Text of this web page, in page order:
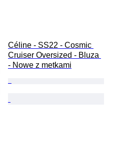
Céline - SS22 - Cosmic
Cruiser Oversized - Bluza
- Nowe z metkami